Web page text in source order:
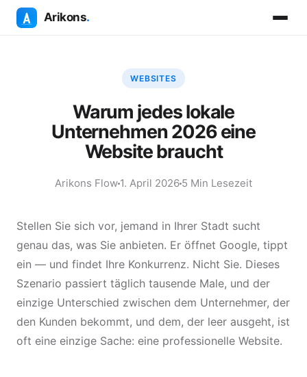
Arikons.
WEBSITES
Warum jedes lokale
Unternehmen 2026 eine
Website braucht
Arikons Flow 1. April 2026 5 Min Lesezeit
Stellen Sie sich vor, jemand in Ihrer Stadt sucht
genau das, was Sie anbieten. Er öffnet Google, tippt
ein — und findet Ihre Konkurrenz. Nicht Sie. Dieses
Szenario passiert täglich tausende Male, und der
einzige Unterschied zwischen dem Unternehmer, der
den Kunden bekommt, und dem, der leer ausgeht, ist
oft eine einzige Sache: eine professionelle Website.